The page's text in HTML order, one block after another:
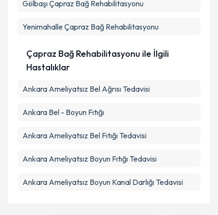
GölbaşıÇapraz Bağ Rehabilitasyonu
Yenimahalle Çapraz Bağ Rehabilitasyonu
Çapraz Bağ Rehabilitasyonu ile İlgili
Hastalıklar
Ankara Ameliyatsız Bel Ağrısı Tedavisi
Ankara Bel - Boyun Fıtığı
Ankara Ameliyatsız Bel Fıtığı Tedavisi
Ankara Ameliyatsız Boyun Fıtığı Tedavisi
Ankara Ameliyatsız Boyun Kanal Darlığı Tedavisi